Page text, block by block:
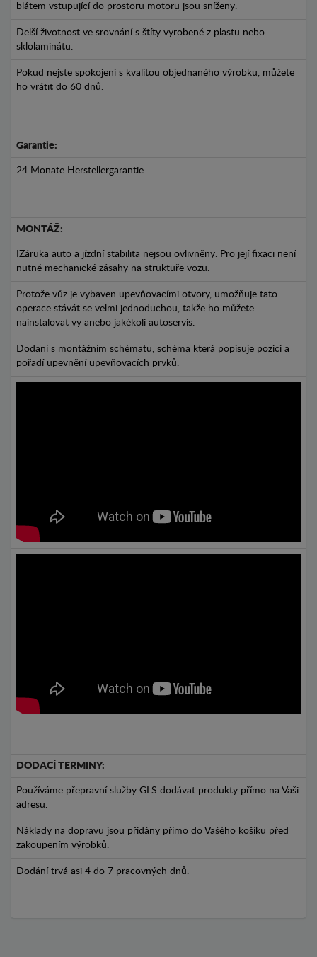
blátem vstupující do prostoru motoru jsou sníženy.
Delší životnost ve srovnání s štíty vyrobené z plastu nebo
sklolaminátu.
Pokud nejste spokojeni s kvalitou objednaného výrobku, můžete
ho vrátit do 60 dnů.
Garantie:
24 Monate Herstellergarantie.
MONTÁŽ:
IZáruka auto a jízdní stabilita nejsou ovlivněny. Pro její fixaci není
nutné mechanické zásahy na struktuře vozu.
Protože vůz je vybaven upevňovacími otvory, umožňuje tato
operace stávát se velmi jednoduchou, takže ho můžete
nainstalovat vy anebo jakékoli autoservis.
Dodaní s montážním schématu, schéma která popisuje pozici a
pořadí upevnění upevňovacích prvků.
DODACÍ TERMINY:
Používáme přepravní služby GLS dodávat produkty přímo na Vaši
adresu.
Náklady na dopravu jsou přidány přímo do Vašého košíku před
zakoupením výrobků.
Dodání trvá asi 4 do 7 pracovných dnů.